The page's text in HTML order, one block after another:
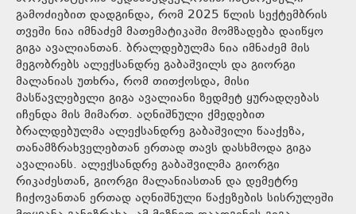
გამოძიებით დადგინდა, რომ 2025 წლის სექტემბრის
თვეში ნია იმნაძემ მათემატიკაში მომზადება დაიწყო
გიგა ავალიანთან. ბრალდებულმა ნია იმნაძემ მის
მეგობრებს ალექსანდრე გაბაშვილს და გიორგი
მალანიას უთხრა, რომ თითქოსდა, მისი
მასწავლებელი გიგა ავალიანი ზედმეტ ყურადღებას
იჩენდა მის მიმართ. აღნიშნული ქმედებით
ბრალდებულმა ალექსანდრე გაბაშვილი წააქეზა,
თანამზრახველებთან ერთად თავს დასხმოდა გიგა
ავალიანს. ალექსანდრე გაბაშვილმა გიორგი
რიკაძესთან, გიორგი მალანიასთან და დემეტრე
ჩიქოვანთან ერთად აღნიშნული წაქეზების სისრულეში